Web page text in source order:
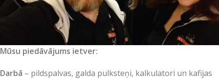
Mūsu piedāvājums ietver:
Darbā – pildspalvas, galda pulksteņi, kalkulatori un kafijas